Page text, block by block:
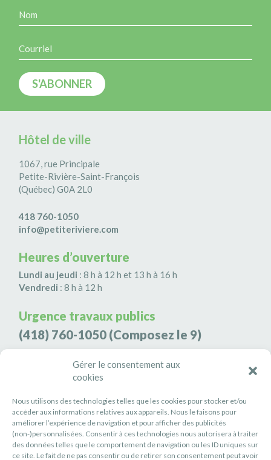
Gérer le consentement aux
cookies
Nous utilisons des technologies telles que les cookies pour stocker et/ou
accéder aux informations relatives aux appareils. Nous le faisons pour
améliorer l’expérience de navigation et pour afficher des publicités
(non-)personnalisées. Consentir à ces technologies nous autorisera à traiter
des données telles que le comportement de navigation ou les ID uniques sur
ce site. Le fait de ne pas consentir ou de retirer son consentement peut avoir
Hôtel de ville
1067, rue Principale
Petite-Rivière-Saint-François
(Québec) G0A 2L0
418 760-1050
info@petiteriviere.com
Heures d’ouverture
Lundi au jeudi : 8 h à 12 h et 13 h à 16 h
Vendredi : 8 h à 12 h
Urgence travaux publics
(418) 760-1050 (Composez le 9)
Agence de sécurité S3K9
(418) 808-9566
#PETITERIVIÈRE
Suivez-nous